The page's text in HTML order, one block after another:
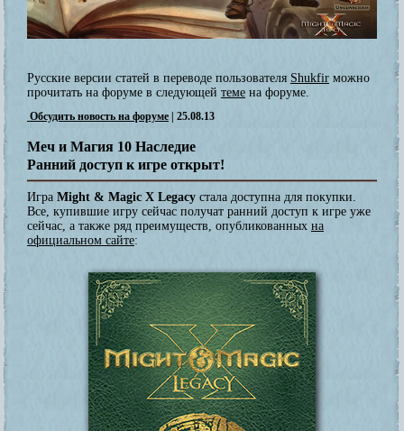
Русские версии статей в переводе пользователя Shukfir можно
прочитать на форуме в следующей теме нa форуме.
Обсудить новость на форуме | 25.08.13
Меч и Магия 10 Наследие
Ранний доступ к игре открыт!
Игра Might & Magic X Legacy стала доступна для покупки.
Все, купившие игру сейчас получат ранний доступ к игре уже
сейчас, а также ряд преимуществ, опубликованных на
официальном сайте: